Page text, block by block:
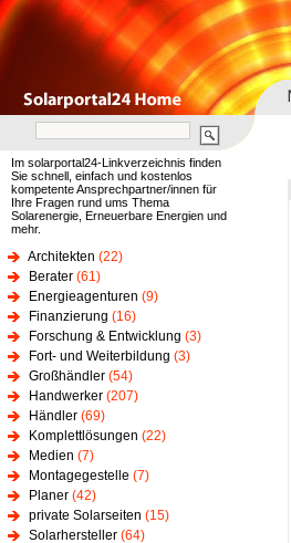
Im solarportal24-Linkverzeichnis finden
Sie schnell, einfach und kostenlos
kompetente Ansprechpartner/innen für
Ihre Fragen rund ums Thema
Solarenergie, Erneuerbare Energien und
mehr.
Architekten (22)
Berater (61)
Energieagenturen (9)
Finanzierung (16)
Forschung & Entwicklung (3)
Fort- und Weiterbildung (3)
Großhändler (54)
Handwerker (207)
Händler (69)
Komplettlösungen (22)
Medien (7)
Montagegestelle (7)
Planer (42)
private Solarseiten (15)
Solarhersteller (64)